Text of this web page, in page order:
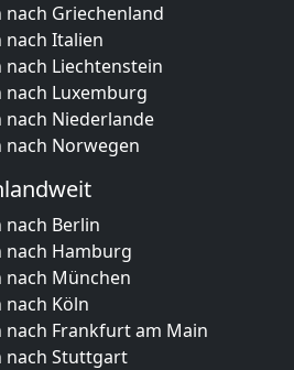
Griechenland
nach Italien
Liechtenstein
nach Luxemburg
nach Niederlande
nach Norwegen
nach Berlin
nach Hamburg
nach München
nach Köln
nach Frankfurt am Main
nach Stuttgart